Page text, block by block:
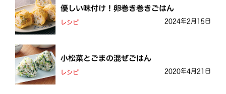
優しい味付け！卵巻き巻きごはん
レシピ 2024年2月15日
小松菜とごまの混ぜごはん
レシピ 2020年4月21日